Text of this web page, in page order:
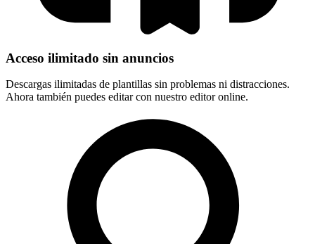
Acceso ilimitado sin anuncios
Descargas ilimitadas de plantillas sin problemas ni distracciones.
Ahora también puedes editar con nuestro editor online.